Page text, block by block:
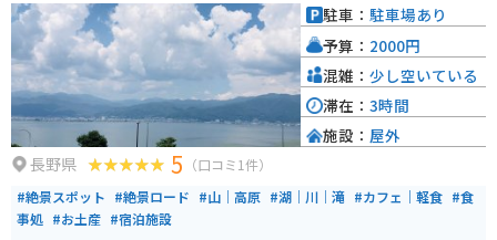
長野県 5 （口コミ1件）
#絶景スポット #絶景ロード #山｜高原 #湖｜川｜滝 #カフェ｜軽食 #食
事処 #お土産 #宿泊施設
駐車： 駐車場あり
予算： 2000円
混雑： 少し空いている
滞在： 3時間
施設： 屋外